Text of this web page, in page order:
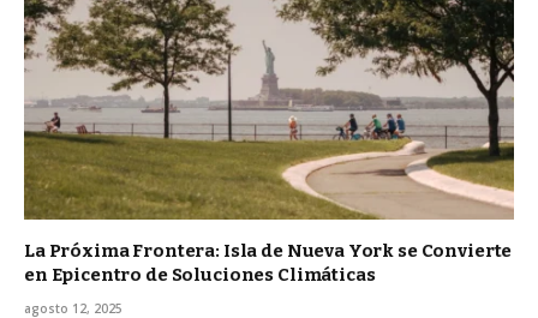
La Próxima Frontera: Isla de Nueva York se Convierte
en Epicentro de Soluciones Climáticas
agosto 12, 2025